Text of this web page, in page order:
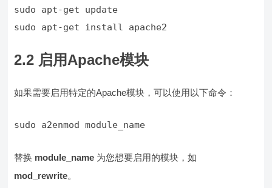
sudo apt-get install apache2
2.2 启用Apache模块
如果需要启用特定的Apache模块，可以使用以下命令：
sudo a2enmod module_name
替换 module_name 为您想要启用的模块，如
mod_rewrite。